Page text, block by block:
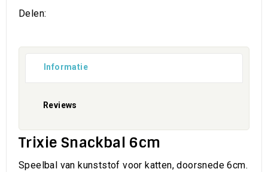
Delen:
Informatie
Reviews
Trixie Snackbal 6cm
Speelbal van kunststof voor katten, doorsnede 6cm.